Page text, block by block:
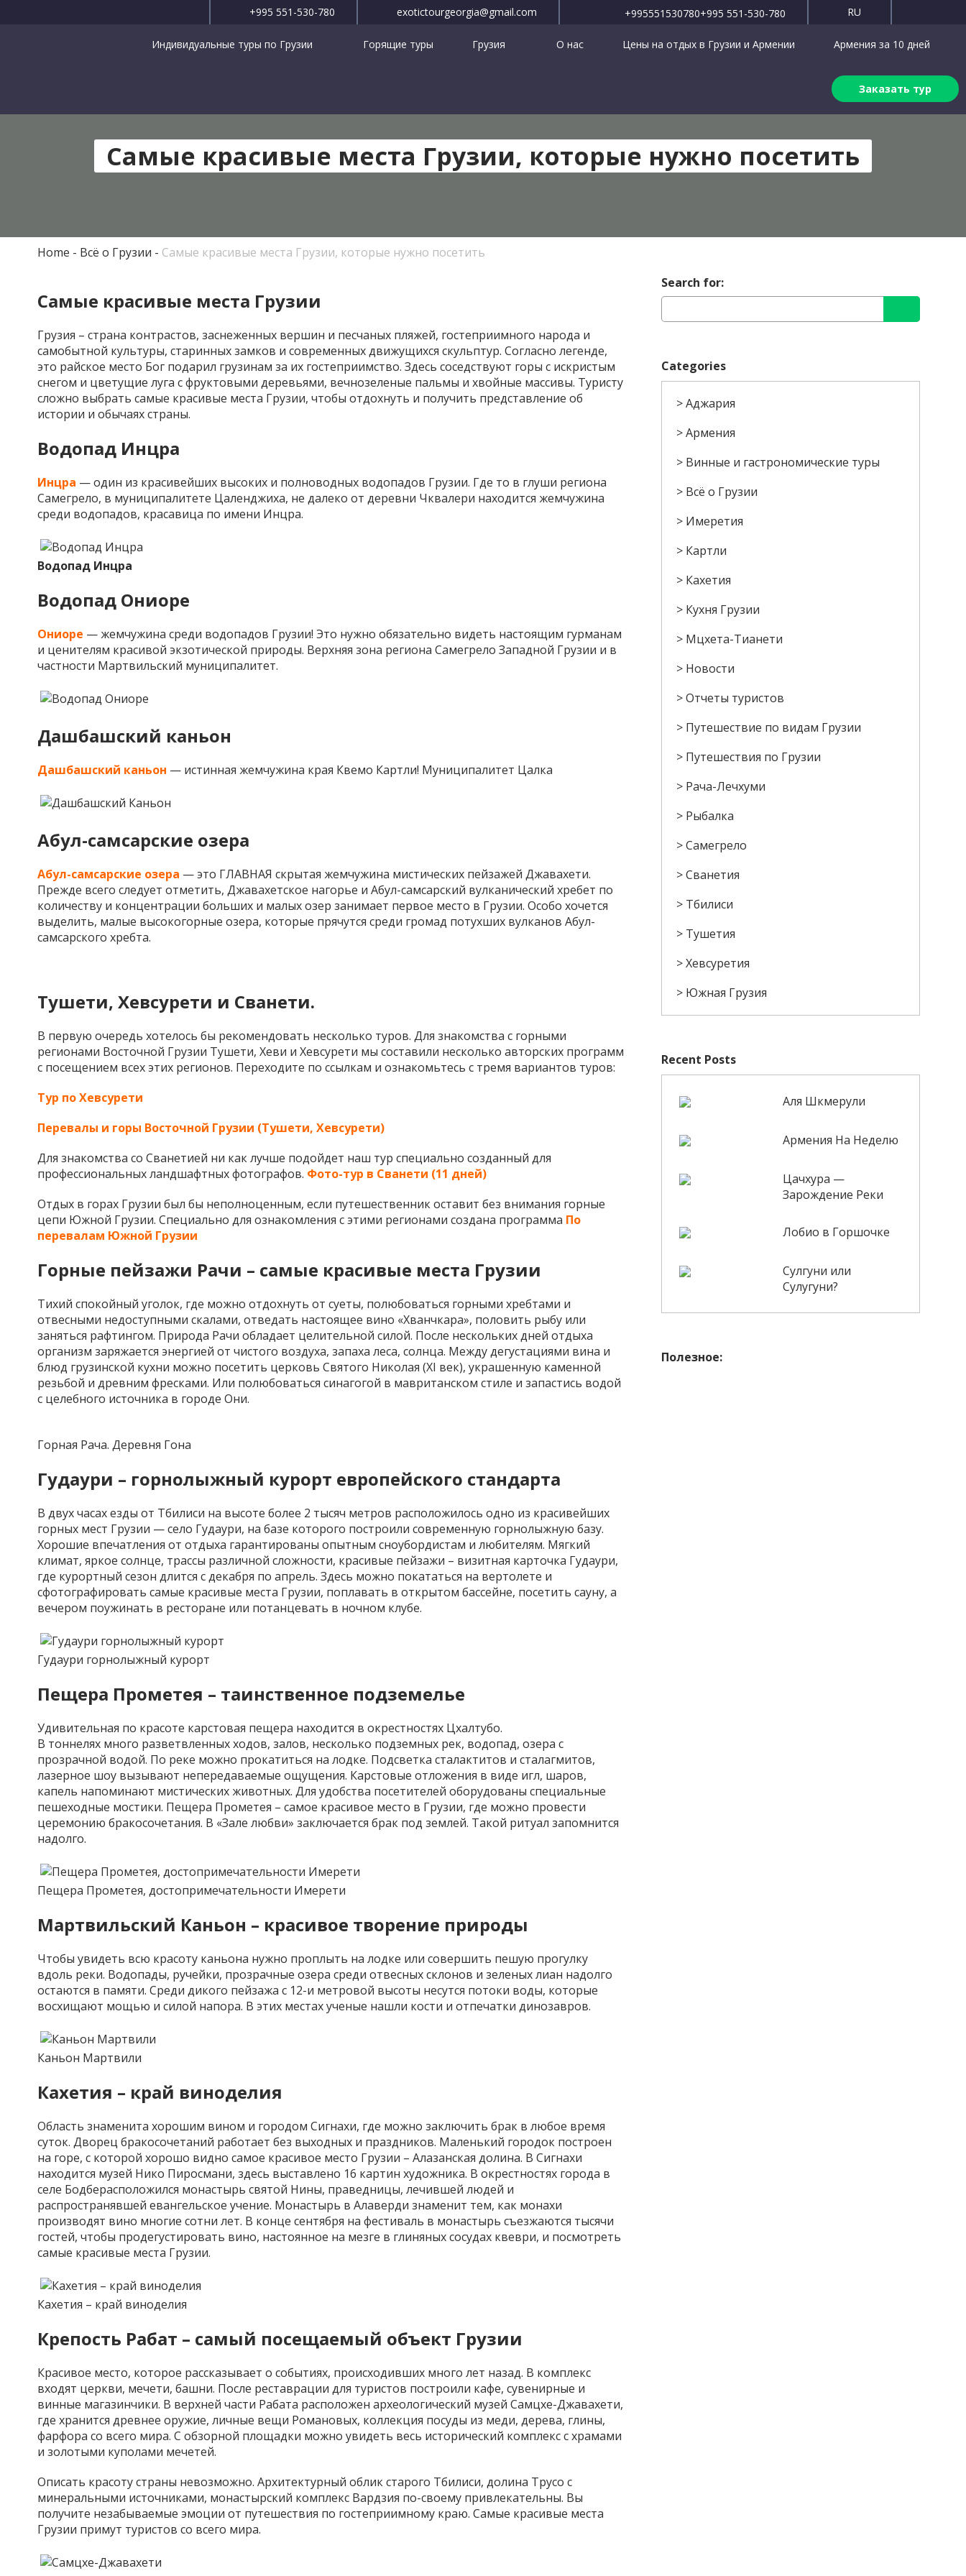
+995 551-530-780 exotictourgeorgia@gmail.com +995551530780+995 551-530-780 RU
Индивидуальные туры по Грузии Горящие туры Грузия О нас Цены на отдых в Грузии и Армении Армения за 10 дней
Заказать тур
Самые красивые места Грузии, которые нужно посетить
Home Всё о Грузии Самые красивые места Грузии, которые нужно посетить
Самые красивые места Грузии
Грузия – страна контрастов, заснеженных вершин и песчаных пляжей, гостеприимного народа и
самобытной культуры, старинных замков и современных движущихся скульптур. Согласно легенде,
это райское место Бог подарил грузинам за их гостеприимство. Здесь соседствуют горы с искристым
снегом и цветущие луга с фруктовыми деревьями, вечнозеленые пальмы и хвойные массивы. Туристу
сложно выбрать самые красивые места Грузии, чтобы отдохнуть и получить представление об
истории и обычаях страны.
Водопад Инцра
Инцра — один из красивейших высоких и полноводных водопадов Грузии. Где то в глуши региона
Самегрело, в муниципалитете Цаленджиха, не далеко от деревни Чквалери находится жемчужина
среди водопадов, красавица по имени Инцра.
Водопад Инцра
Водопад Ониоре
Ониоре — жемчужина среди водопадов Грузии! Это нужно обязательно видеть настоящим гурманам
и ценителям красивой экзотической природы. Верхняя зона региона Самегрело Западной Грузии и в
частности Мартвильский муниципалитет.
Дашбашский каньон
Дашбашский каньон — истинная жемчужина края Квемо Картли! Муниципалитет Цалка
Абул-самсарские озера
Абул-самсарские озера — это ГЛАВНАЯ скрытая жемчужина мистических пейзажей Джавахети.
Прежде всего следует отметить, Джавахетское нагорье и Абул-самсарский вулканический хребет по
количеству и концентрации больших и малых озер занимает первое место в Грузии. Особо хочется
выделить, малые высокогорные озера, которые прячутся среди громад потухших вулканов Абул-
самсарского хребта.
Тушети, Хевсурети и Сванети.
В первую очередь хотелось бы рекомендовать несколько туров. Для знакомства с горными
регионами Восточной Грузии Тушети, Хеви и Хевсурети мы составили несколько авторских программ
с посещением всех этих регионов. Переходите по ссылкам и ознакомьтесь с тремя вариантов туров:
Тур по Хевсурети
Перевалы и горы Восточной Грузии (Тушети, Хевсурети)
Для знакомства со Сванетией ни как лучше подойдет наш тур специально созданный для
профессиональных ландшафтных фотографов. Фото-тур в Сванети (11 дней)
Отдых в горах Грузии был бы неполноценным, если путешественник оставит без внимания горные
цепи Южной Грузии. Специально для ознакомления с этими регионами создана программа По
перевалам Южной Грузии
Горные пейзажи Рачи – самые красивые места Грузии
Тихий спокойный уголок, где можно отдохнуть от суеты, полюбоваться горными хребтами и
отвесными недоступными скалами, отведать настоящее вино «Хванчкара», половить рыбу или
заняться рафтингом. Природа Рачи обладает целительной силой. После нескольких дней отдыха
организм заряжается энергией от чистого воздуха, запаха леса, солнца. Между дегустациями вина и
блюд грузинской кухни можно посетить церковь Святого Николая (XI век), украшенную каменной
резьбой и древним фресками. Или полюбоваться синагогой в мавританском стиле и запастись водой
с целебного источника в городе Они.
Горная Рача. Деревня Гона
Гудаури – горнолыжный курорт европейского стандарта
В двух часах езды от Тбилиси на высоте более 2 тысяч метров расположилось одно из красивейших
горных мест Грузии — село Гудаури, на базе которого построили современную горнолыжную базу.
Хорошие впечатления от отдыха гарантированы опытным сноубордистам и любителям. Мягкий
климат, яркое солнце, трассы различной сложности, красивые пейзажи – визитная карточка Гудаури,
где курортный сезон длится с декабря по апрель. Здесь можно покататься на вертолете и
сфотографировать самые красивые места Грузии, поплавать в открытом бассейне, посетить сауну, а
вечером поужинать в ресторане или потанцевать в ночном клубе.
Гудаури горнолыжный курорт
Пещера Прометея – таинственное подземелье
Удивительная по красоте карстовая пещера находится в окрестностях Цхалтубо.
В тоннелях много разветвленных ходов, залов, несколько подземных рек, водопад, озера с
прозрачной водой. По реке можно прокатиться на лодке. Подсветка сталактитов и сталагмитов,
лазерное шоу вызывают непередаваемые ощущения. Карстовые отложения в виде игл, шаров,
капель напоминают мистических животных. Для удобства посетителей оборудованы специальные
пешеходные мостики. Пещера Прометея – самое красивое место в Грузии, где можно провести
церемонию бракосочетания. В «Зале любви» заключается брак под землей. Такой ритуал запомнится
надолго.
Пещера Прометея, достопримечательности Имерети
Мартвильский Каньон – красивое творение природы
Чтобы увидеть всю красоту каньона нужно проплыть на лодке или совершить пешую прогулку
вдоль реки. Водопады, ручейки, прозрачные озера среди отвесных склонов и зеленых лиан надолго
остаются в памяти. Среди дикого пейзажа с 12-и метровой высоты несутся потоки воды, которые
восхищают мощью и силой напора. В этих местах ученые нашли кости и отпечатки динозавров.
Каньон Мартвили
Кахетия – край виноделия
Область знаменита хорошим вином и городом Сигнахи, где можно заключить брак в любое время
суток. Дворец бракосочетаний работает без выходных и праздников. Маленький городок построен
на горе, с которой хорошо видно самое красивое место Грузии – Алазанская долина. В Сигнахи
находится музей Нико Пиросмани, здесь выставлено 16 картин художника. В окрестностях города в
селе Бодберасположился монастырь святой Нины, праведницы, лечившей людей и
распространявшей евангельское учение. Монастырь в Алаверди знаменит тем, как монахи
производят вино многие сотни лет. В конце сентября на фестиваль в монастырь съезжаются тысячи
гостей, чтобы продегустировать вино, настоянное на мезге в глиняных сосудах квеври, и посмотреть
самые красивые места Грузии.
Кахетия – край виноделия
Крепость Рабат – самый посещаемый объект Грузии
Красивое место, которое рассказывает о событиях, происходивших много лет назад. В комплекс
входят церкви, мечети, башни. После реставрации для туристов построили кафе, сувенирные и
винные магазинчики. В верхней части Рабата расположен археологический музей Самцхе-Джавахети,
где хранится древнее оружие, личные вещи Романовых, коллекция посуды из меди, дерева, глины,
фарфора со всего мира. С обзорной площадки можно увидеть весь исторический комплекс с храмами
и золотыми куполами мечетей.
Описать красоту страны невозможно. Архитектурный облик старого Тбилиси, долина Трусо с
минеральными источниками, монастырский комплекс Вардзия по-своему привлекательны. Вы
получите незабываемые эмоции от путешествия по гостеприимному краю. Самые красивые места
Грузии примут туристов со всего мира.
Search for:
Categories
Аджария
Армения
Винные и гастрономические туры
Всё о Грузии
Имеретия
Картли
Кахетия
Кухня Грузии
Мцхета-Тианети
Новости
Отчеты туристов
Путешествие по видам Грузии
Путешествия по Грузии
Рача-Лечхуми
Рыбалка
Самегрело
Сванетия
Тбилиси
Тушетия
Хевсуретия
Южная Грузия
Recent Posts
Аля Шкмерули
Армения На Неделю
Цачхура —
Зарождение Реки
Лобио в Горшочке
Сулгуни или
Сулугуни?
Полезное: